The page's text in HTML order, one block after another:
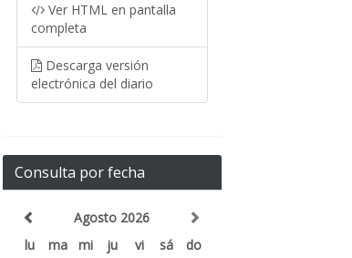
Ver HTML en pantalla
completa
Descarga versión
electrónica del diario
Consulta por fecha
Agosto 2026
lu
ma mi ju vi sá
do